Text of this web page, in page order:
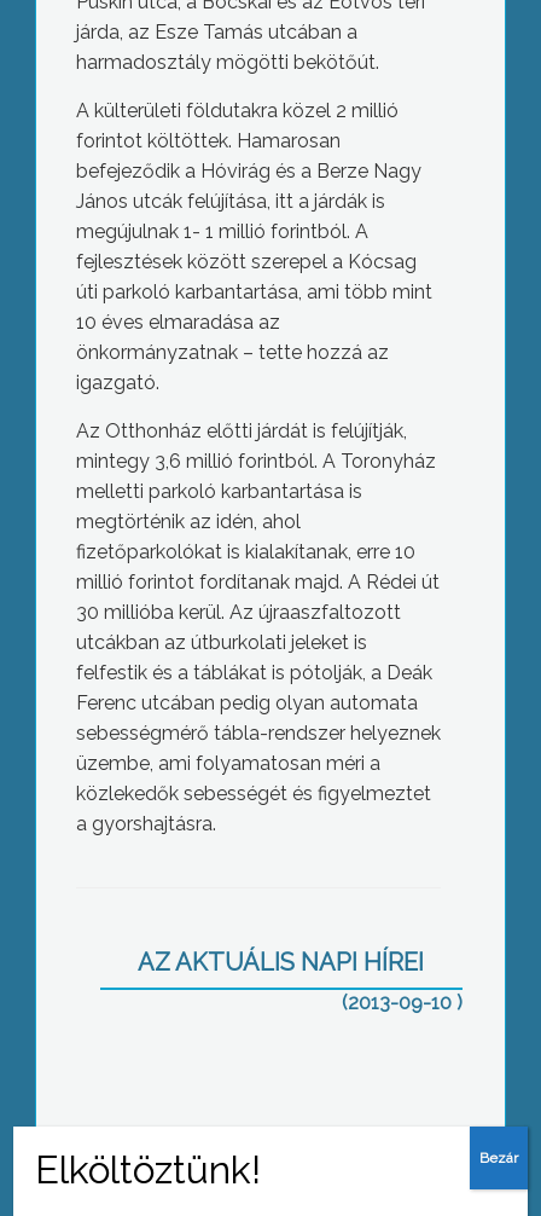
járda, az Esze Tamás utcában a
harmadosztály mögötti bekötőút.
A külterületi földutakra közel 2 millió
forintot költöttek. Hamarosan
befejeződik a Hóvirág és a Berze Nagy
János utcák felújítása, itt a járdák is
megújulnak 1- 1 millió forintból. A
fejlesztések között szerepel a Kócsag
úti parkoló karbantartása, ami több mint
10 éves elmaradása az
önkormányzatnak – tette hozzá az
igazgató.
Az Otthonház előtti járdát is felújítják,
mintegy 3,6 millió forintból. A Toronyház
melletti parkoló karbantartása is
megtörténik az idén, ahol
fizetőparkolókat is kialakítanak, erre 10
millió forintot fordítanak majd. A Rédei út
30 millióba kerül. Az újraaszfaltozott
utcákban az útburkolati jeleket is
felfestik és a táblákat is pótolják, a Deák
Ferenc utcában pedig olyan automata
sebességmérő tábla-rendszer helyeznek
üzembe, ami folyamatosan méri a
közlekedők sebességét és figyelmeztet
a gyorshajtásra.
AZ AKTUÁLIS NAPI HÍREI
(2013-09-10 )